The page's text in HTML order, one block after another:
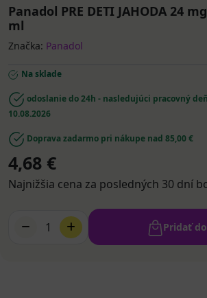
Panadol PRE DETI JAHODA 24
ml
Značka: Panadol
Na sklade
odoslanie do 24h - nasledujúci pracovný
10.08.2026
Doprava zadarmo pri nákupe nad 85,00 €
4,68 €
Najnižšia cena za posledných 30 dní
1 Pridať